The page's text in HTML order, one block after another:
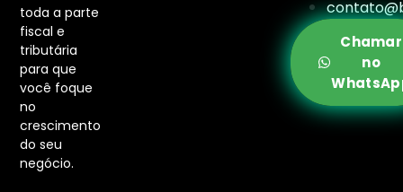
toda a parte
fiscal e
tributária
para que
você foque
no
crescimento
do seu
negócio.
Chamar
no